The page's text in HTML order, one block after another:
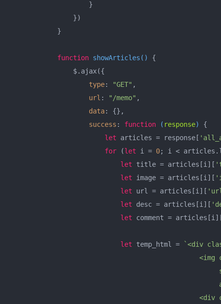
                    }
                })
            }
function showArticles ( ) {
                $.ajax({
type: "GET" ,
url : "/memo" ,
data: {},
success : function ( response) {
let articles = response[
for (let i = 0; i <
let title = articles[i][
let image = articles[i][
let url = articles[i][
let desc = articles[i][
let comment =
let temp_html =
`<div
<img
<div